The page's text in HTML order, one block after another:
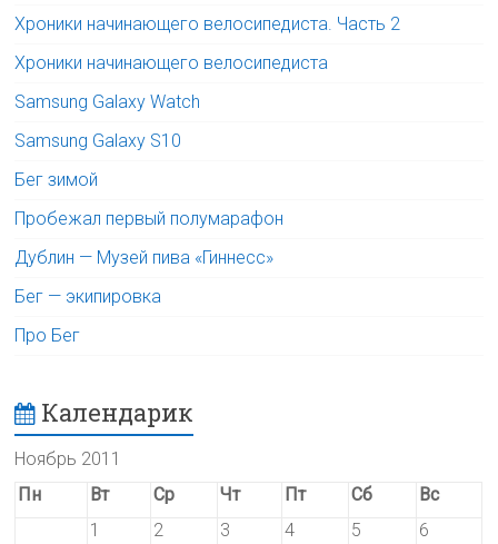
Хроники начинающего велосипедиста. Часть 2
Хроники начинающего велосипедиста
Samsung Galaxy Watch
Samsung Galaxy S10
Бег зимой
Пробежал первый полумарафон
Дублин — Музей пива «Гиннесс»
Бег — экипировка
Про Бег
Календарик
Ноябрь 2011
Пн
Вт Ср Чт Пт Сб
Вс
1
2 3 4 5
6